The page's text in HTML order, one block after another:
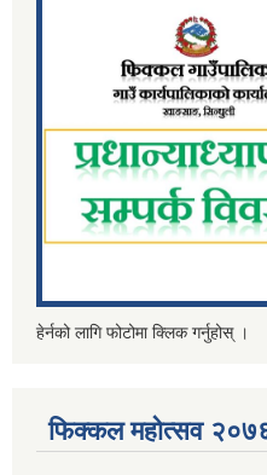
हेर्नको लागि फोटोमा क्लिक गर्नुहोस् ।
फिक्कल महोत्सव